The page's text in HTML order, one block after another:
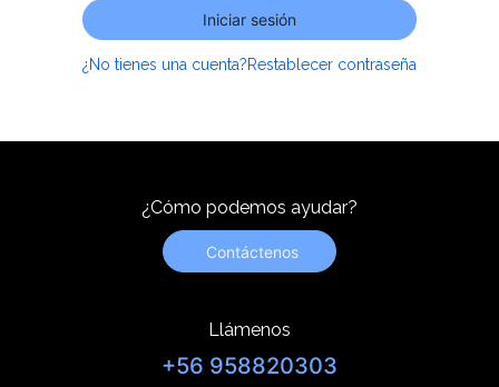
Iniciar sesión
¿No tienes una cuenta?Restablecer contraseña
¿Cómo podemos ayudar?
Contáctenos
Llámenos
+56 958820303